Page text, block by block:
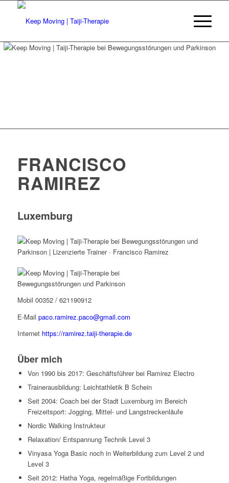
FRANCISCO
RAMIREZ
Luxemburg
Mobil 00352 / 621190912
E-Mail paco.ramirez.paco@gmail.com
Internet https://ramirez.taiji-therapie.de
Über mich
Von 1990 bis 2017: Geschäftsführer bei Ramirez Electro
Trainerausbildung: Leichtathletik B Schein
Seit 2004: Coach bei der Stadt Luxemburg im Bereich
Freizeitsport: Jogging, Mittel- und Langstreckenläufe
Nordic Walking Instrukteur
Relaxation/ Entspannung Technik Level 3
Vinyasa Yoga Basic noch in Weiterbildung zum Level 2 und
Level 3
Seit 2012: Hatha Yoga, regelmäßige Fortbildungen